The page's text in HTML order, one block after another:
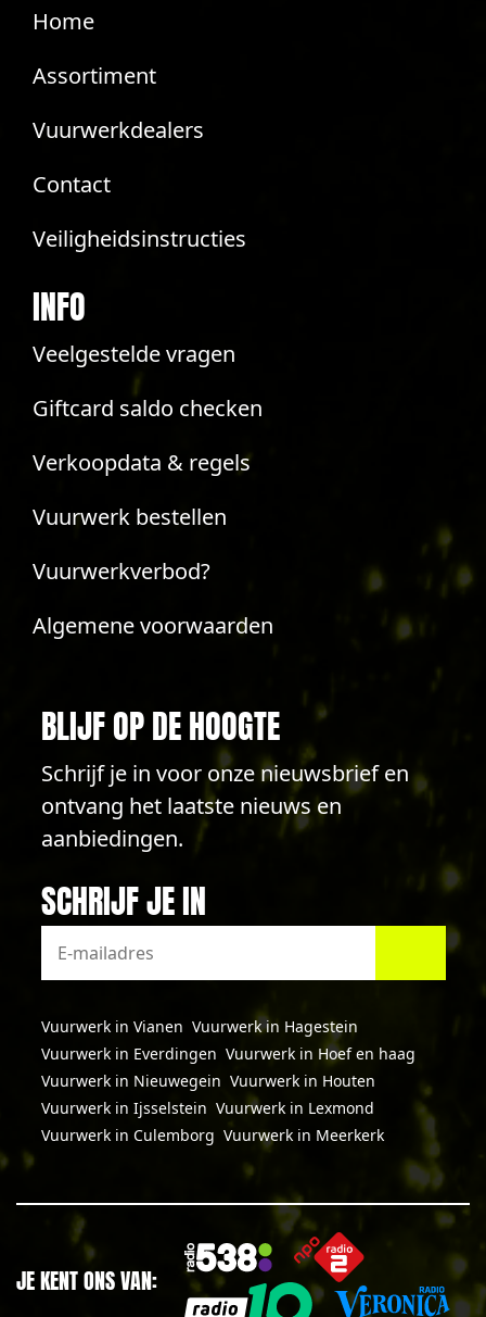
Home
Assortiment
Vuurwerkdealers
Contact
Veiligheidsinstructies
INFO
Veelgestelde vragen
Giftcard saldo checken
Verkoopdata & regels
Vuurwerk bestellen
Vuurwerkverbod?
Algemene voorwaarden
BLIJF OP DE HOOGTE
Schrijf je in voor onze nieuwsbrief en
ontvang het laatste nieuws en
aanbiedingen.
SCHRIJF JE IN
Vuurwerk in Vianen Vuurwerk in Hagestein
Vuurwerk in Everdingen Vuurwerk in Hoef en haag
Vuurwerk in Nieuwegein Vuurwerk in Houten
Vuurwerk in Ijsselstein Vuurwerk in Lexmond
Vuurwerk in Culemborg Vuurwerk in Meerkerk
JE KENT ONS VAN: